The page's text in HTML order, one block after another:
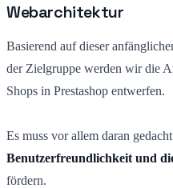
Webarchitektur
Basierend auf dieser
der Zielgruppe werden wir die
Shops in Prestashop entwerfen.
Es muss vor allem daran
Benutzerfreundlichkeit und
fördern.